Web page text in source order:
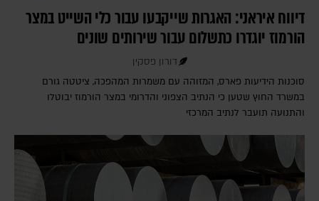
דיווח איראני: האגרות שייקבעו עבור כלי השייט במצר
הורמוז יוגדרו כתשלום עבור שירותים שונים
דורון פסקין
סוכנות הידיעות פארס, המזוהה עם משמרות המהפכה, ציטטה גורם
במשרד החוץ שטען כי הנתיב הצפוני והדרומי במצר הורמוז יבוטלו
והתנועה תועבר לנתיב המרכזי